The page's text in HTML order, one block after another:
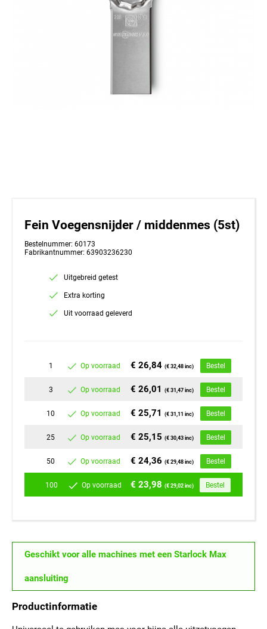
Fein Voegensnijder / middenmes (5st)
Bestelnummer: 60173
Fabrikantnummer: 63903236230
Uitgebreid getest
Extra korting
Uit voorraad geleverd
1 Op voorraad € 26,84(€ 32,48 inc) Bestel
3 Op voorraad € 26,01(€ 31,47 inc) Bestel
10 Op voorraad € 25,71(€ 31,11 inc) Bestel
25 Op voorraad € 25,15(€ 30,43 inc) Bestel
50 Op voorraad € 24,36(€ 29,48 inc) Bestel
100 Op voorraad € 23,98(€ 29,02 inc) Bestel
Geschikt voor alle machines met een Starlock Max
aansluiting
Productinformatie